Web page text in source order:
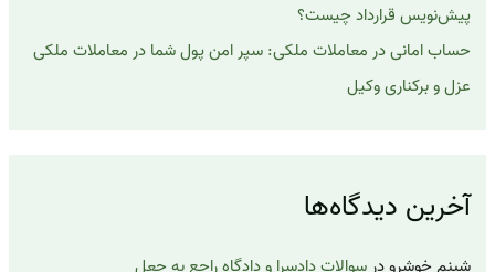
پیش‌نویس قرارداد چیست؟
حساب امانی در معاملات ملکی: سپر امن پول شما در معاملات ملکی
عزل و برکناری وکیل
آخرین دیدگاه‌ها
شبنم خوشرودرسوالات دادسرا و دادگاه راجع به جعل